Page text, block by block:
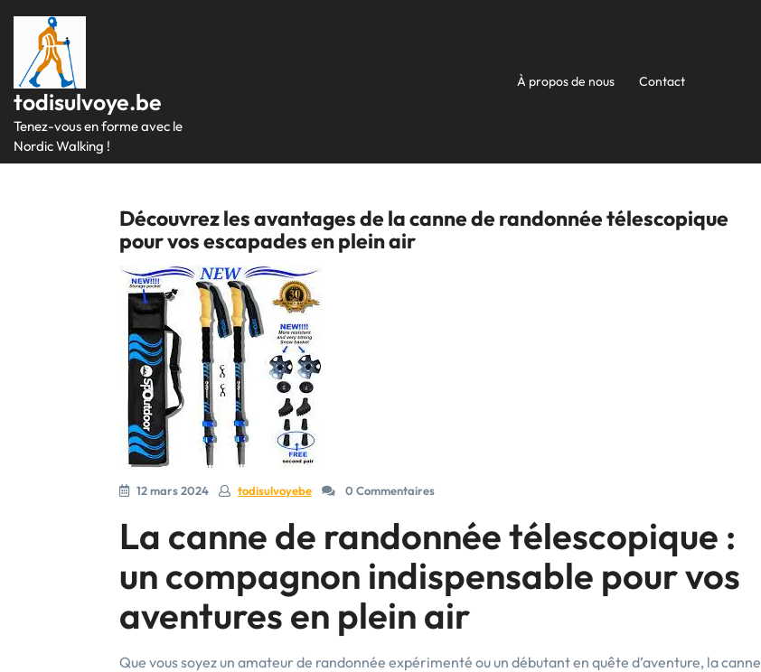
contenu
todisulvoye.be
Tenez-vous en forme avec le
Nordic Walking !
À propos de nous Contact
Découvrez les avantages de la canne de randonnée télescopique
pour vos escapades en plein air
12 mars 2024 todisulvoyebe 0 Commentaires
La canne de randonnée télescopique :
un compagnon indispensable pour vos
aventures en plein air
Que vous soyez un amateur de randonnée expérimenté ou un débutant en quête d’aventure, la canne